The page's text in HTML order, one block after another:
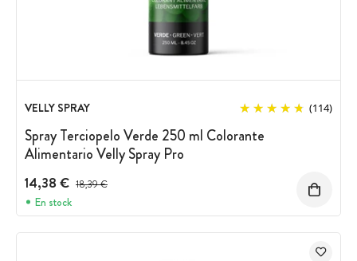
VELLY SPRAY (114)
Spray Terciopelo Verde 250 ml Colorante
Alimentario Velly Spray Pro
14,38 € Precio antes del descuento
18,39 €
En stock